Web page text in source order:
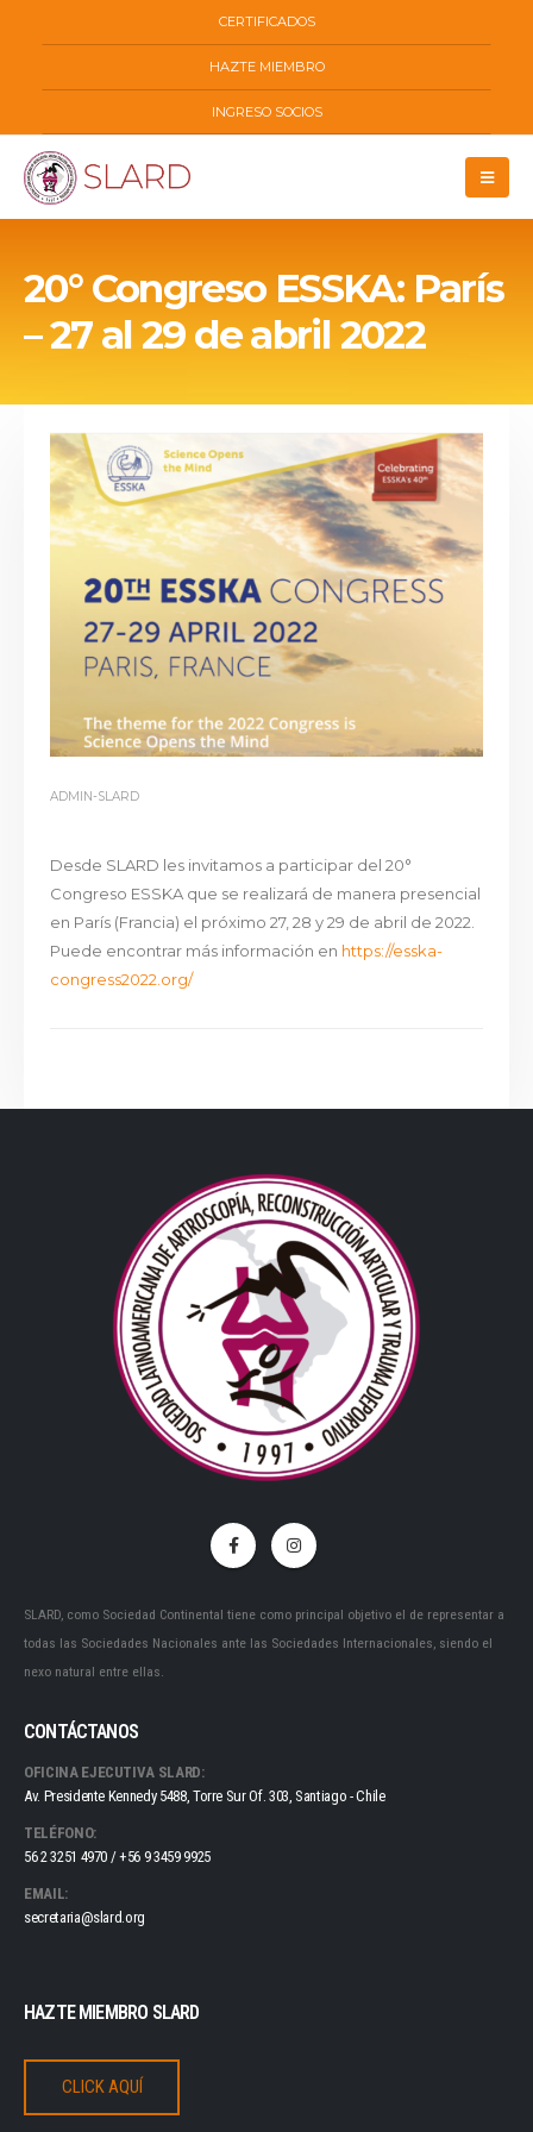
CERTIFICADOS
HAZTE MIEMBRO
INGRESO SOCIOS
20° Congreso ESSKA: París
– 27 al 29 de abril 2022
ADMIN-SLARD
Desde SLARD les invitamos a participar del 20°
Congreso ESSKA que se realizará de manera presencial
en París (Francia) el próximo 27, 28 y 29 de abril de 2022.
Puede encontrar más información en https://esska-
congress2022.org/
SLARD, como Sociedad Continental tiene como principal objetivo el de representar a
todas las Sociedades Nacionales ante las Sociedades Internacionales, siendo el
nexo natural entre ellas.
CONTÁCTANOS
OFICINA EJECUTIVA SLARD:
Av. Presidente Kennedy 5488, Torre Sur Of. 303, Santiago - Chile
TELÉFONO:
56 2 3251 4970 / +56 9 3459 9925
EMAIL:
secretaria@slard.org
HAZTE MIEMBRO SLARD
CLICK AQUÍ